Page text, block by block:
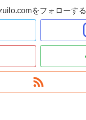
をフォローする